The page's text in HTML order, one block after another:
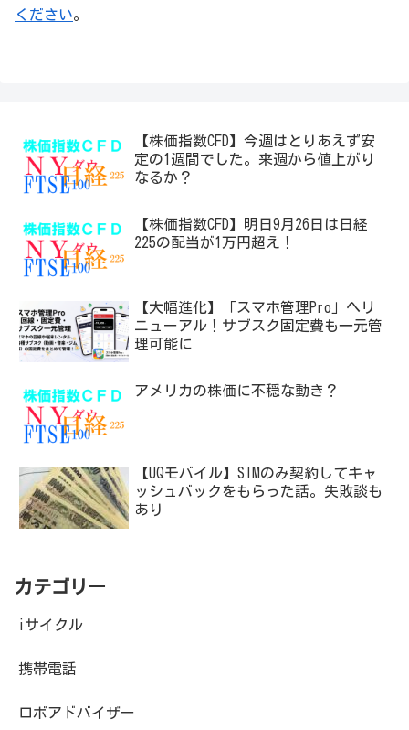
ください。
【株価指数CFD】今週はとりあえず安
定の1週間でした。来週から値上がり
なるか？
【株価指数CFD】明日9月26日は日経
225の配当が1万円超え！
【大幅進化】「スマホ管理Pro」へリ
ニューアル！サブスク固定費も一元管
理可能に
アメリカの株価に不穏な動き？
【UQモバイル】SIMのみ契約してキャ
ッシュバックをもらった話。失敗談も
あり
カテゴリー
iサイクル
携帯電話
ロボアドバイザー